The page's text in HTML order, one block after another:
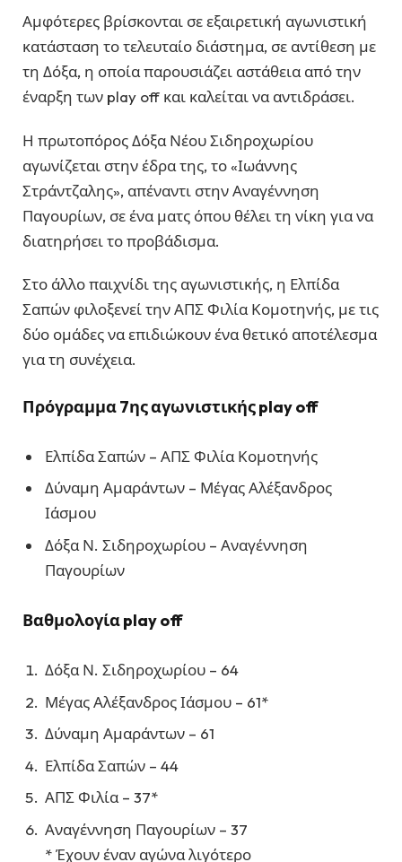
Αμφότερες βρίσκονται σε εξαιρετική αγωνιστική
κατάσταση το τελευταίο διάστημα, σε αντίθεση με
τη Δόξα, η οποία παρουσιάζει αστάθεια από την
έναρξη των play off και καλείται να αντιδράσει.
Η πρωτοπόρος Δόξα Νέου Σιδηροχωρίου
αγωνίζεται στην έδρα της, το «Ιωάννης
Στράντζαλης», απέναντι στην Αναγέννηση
Παγουρίων, σε ένα ματς όπου θέλει τη νίκη για να
διατηρήσει το προβάδισμα.
Στο άλλο παιχνίδι της αγωνιστικής, η Ελπίδα
Σαπών φιλοξενεί την ΑΠΣ Φιλία Κομοτηνής, με τις
δύο ομάδες να επιδιώκουν ένα θετικό αποτέλεσμα
για τη συνέχεια.
Πρόγραμμα 7ης αγωνιστικής play off
Ελπίδα Σαπών – ΑΠΣ Φιλία Κομοτηνής
Δύναμη Αμαράντων – Μέγας Αλέξανδρος
Ιάσμου
Δόξα Ν. Σιδηροχωρίου – Αναγέννηση
Παγουρίων
Βαθμολογία play off
Δόξα Ν. Σιδηροχωρίου – 64
Μέγας Αλέξανδρος Ιάσμου – 61*
Δύναμη Αμαράντων – 61
Ελπίδα Σαπών – 44
ΑΠΣ Φιλία – 37*
Αναγέννηση Παγουρίων – 37
* Έχουν έναν αγώνα λιγότερο